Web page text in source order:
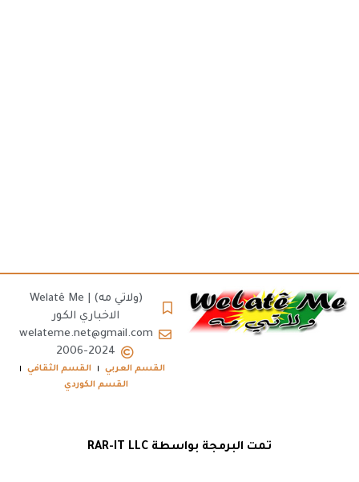
(ولاتي مه) | Welatê Me
الاخباري الكور
welateme.net@gmail.com
2006-2024
القسم العربي
القسم الثقافي
القسم الكوردي
تمت البرمجة بواسطة RAR-IT LLC